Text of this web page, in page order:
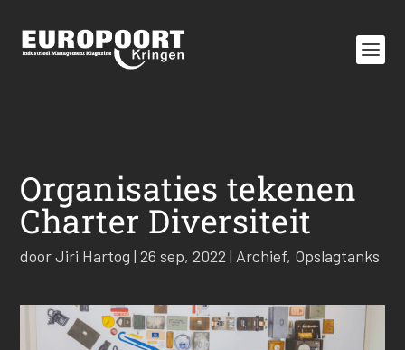
Organisaties tekenen
Charter Diversiteit
doorJiri Hartog |26 sep, 2022 | Archief, Opslagtanks